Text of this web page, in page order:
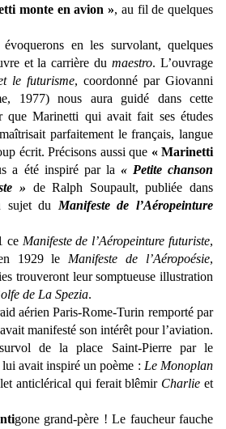
monte en avion », au fil de quelques
en les survolant, quelques
et la carrière du maestro. L’ouvrage
le futurisme, coordonné par Giovanni
1977) nous aura guidé dans cette
que Marinetti qui avait fait ses études
parfaitement le français, langue
écrit. Précisons aussi que « Marinetti
a été inspiré par la « Petite chanson
» de Ralph Soupault, publiée dans
sujet du Manifeste de l’Aéropeinture
ceManifeste de l’Aéropeinture futuriste,
1929 le Manifeste de l’Aéropoésie,
trouveront leur somptueuse illustration
de La Spezia.
aérien Paris-Rome-Turin remporté par
manifesté son intérêt pour l’aviation.
de la place Saint-Pierre par le
avait inspiré un poème : Le Monoplan
anticlérical qui ferait blêmir Charlie et
gone grand-père ! Le faucheur fauche